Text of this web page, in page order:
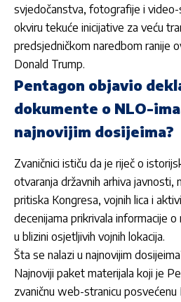
svjedočanstva, fotografije i video-
okviru tekuće inicijative za veću
predsjedničkom naredbom ranije
Donald Trump.
Pentagon objavio
dokumente o NLO-
najnovijim dosijeima?
Zvaničnici ističu da je riječ o
otvaranja državnih arhiva javnosti,
pritiska Kongresa, vojnih lica i
decenijama prikrivala informacije
u blizini osjetljivih vojnih lokacija.
Šta se nalazi u najnovijim
Najnoviji paket materijala koji je
zvaničnu web-stranicu posvećenu